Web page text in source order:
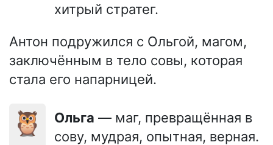
хитрый стратег.
Антон подружился с Ольгой, магом,
заключённым в тело совы, которая
стала его напарницей.
🦉 Ольга — маг, превращённая в
сову, мудрая, опытная, верная.